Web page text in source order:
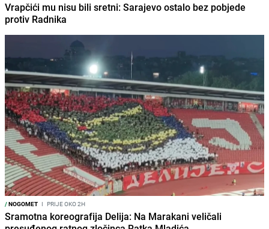
Vrapčići mu nisu bili sretni: Sarajevo ostalo bez pobjede
protiv Radnika
/NOGOMET I PRIJE OKO 2H
Sramotna koreografija Delija: Na Marakani veličali